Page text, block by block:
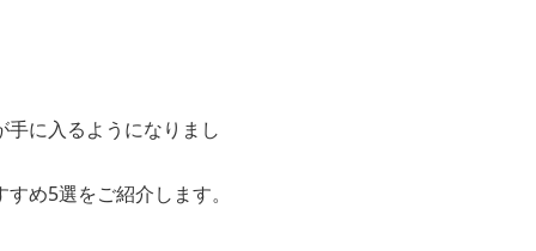
に入るようになりまし
め5選をご紹介します。